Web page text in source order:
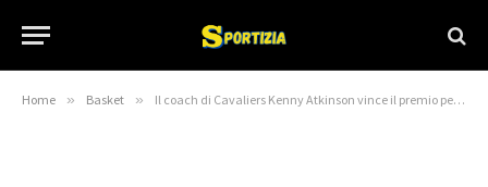
Home » Basket » Il coach di Cavaliers Kenny Atkinson vince il premio per il 2024-25 NBA Coach of Year-NBA Blog-NBA Basketball Blog